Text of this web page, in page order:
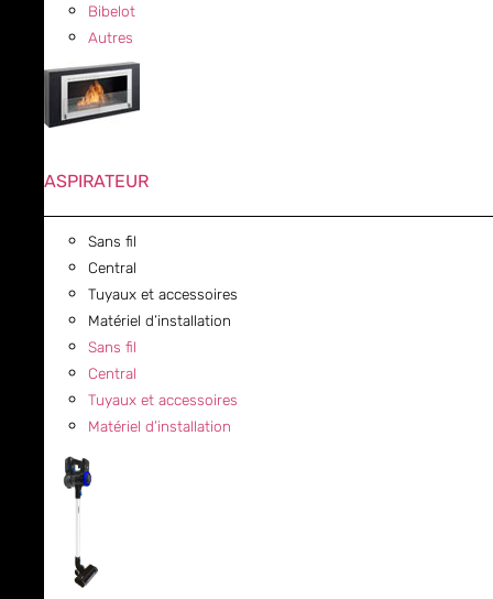
Bibelot
Autres
ASPIRATEUR
Sans fil
Central
Tuyaux et accessoires
Matériel d’installation
Sans fil
Central
Tuyaux et accessoires
Matériel d’installation